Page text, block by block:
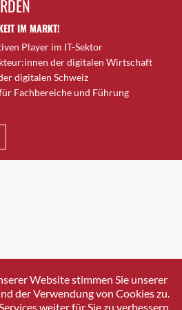
IM MARKT!
Player im IT-Sektor
der digitalen Wirtschaft
digitalen Schweiz
Fachbereiche und Führung
Website stimmen Sie unserer
der Verwendung von Cookies zu.
weiter für Sie zu verbessern.